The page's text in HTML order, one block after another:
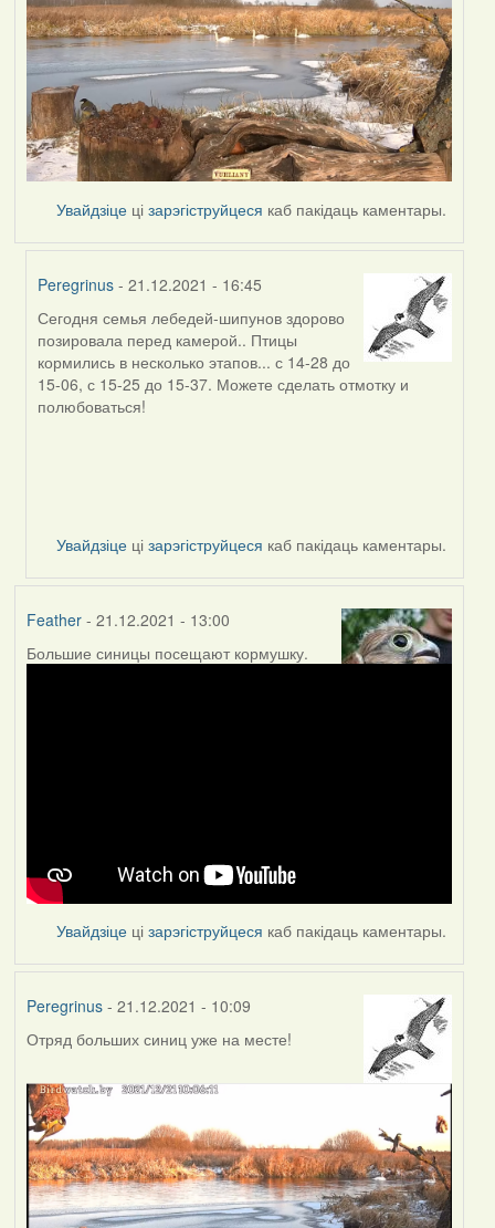
Увайдзіце цізарэгіструйцеся каб пакідаць каментары.
Peregrinus - 21.12.2021 - 16:45
In
reply
to
by
Peregrinus
Сегодня семья лебедей-шипунов здорово
позировала перед камерой.. Птицы
кормились в несколько этапов... с 14-28 до
15-06, с 15-25 до 15-37. Можете сделать отмотку и
полюбоваться!
Увайдзіце цізарэгіструйцеся каб пакідаць каментары.
Feather- 21.12.2021 - 13:00
Большие синицы посещают кормушку.
Увайдзіце цізарэгіструйцеся каб пакідаць каментары.
Peregrinus- 21.12.2021 - 10:09
Отряд больших синиц уже на месте!